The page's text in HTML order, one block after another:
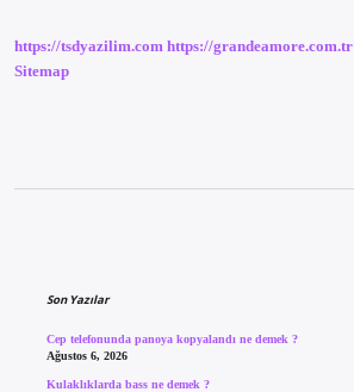
https://tsdyazilim.com https://grandeamore.com.tr
Sitemap
Son Yazılar
Cep telefonunda panoya kopyalandı ne demek ?
Ağustos 6, 2026
Kulaklıklarda bass ne demek ?